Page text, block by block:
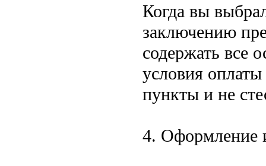
Когда вы
заключению
содержать все
условия
пункты и не
4. Оформление